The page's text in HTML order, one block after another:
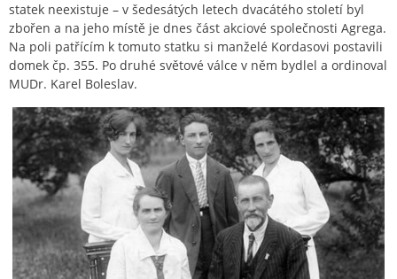
statek neexistuje – v šedesátých letech dvacátého století byl
zbořen a na jeho místě je dnes část akciové společnosti Agrega.
Na poli patřícím k tomuto statku si manželé Kordasovi postavili
domek čp. 355. Po druhé světové válce v něm bydlel a ordinoval
MUDr. Karel Boleslav.